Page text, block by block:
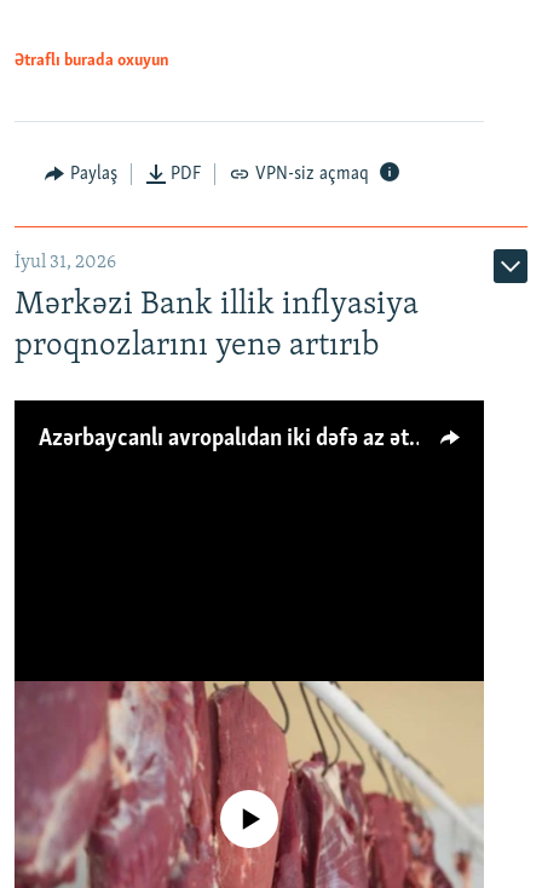
Ətraflı burada oxuyun
Paylaş PDF VPN-siz açmaq
İyul 31, 2026
Mərkəzi Bank illik inflyasiya
proqnozlarını yenə artırıb
Azərbaycanlı avropalıdan iki dəfə az ət yeyir, amma... 'Qiymət artımı qaçılmazdır'
No media source currently available